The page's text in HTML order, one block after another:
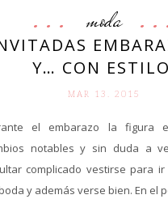
moda
Y… CON
MAR 13. 2015
el embarazo la figura
notables y sin duda a
complicado vestirse para
y además verse bien. En el